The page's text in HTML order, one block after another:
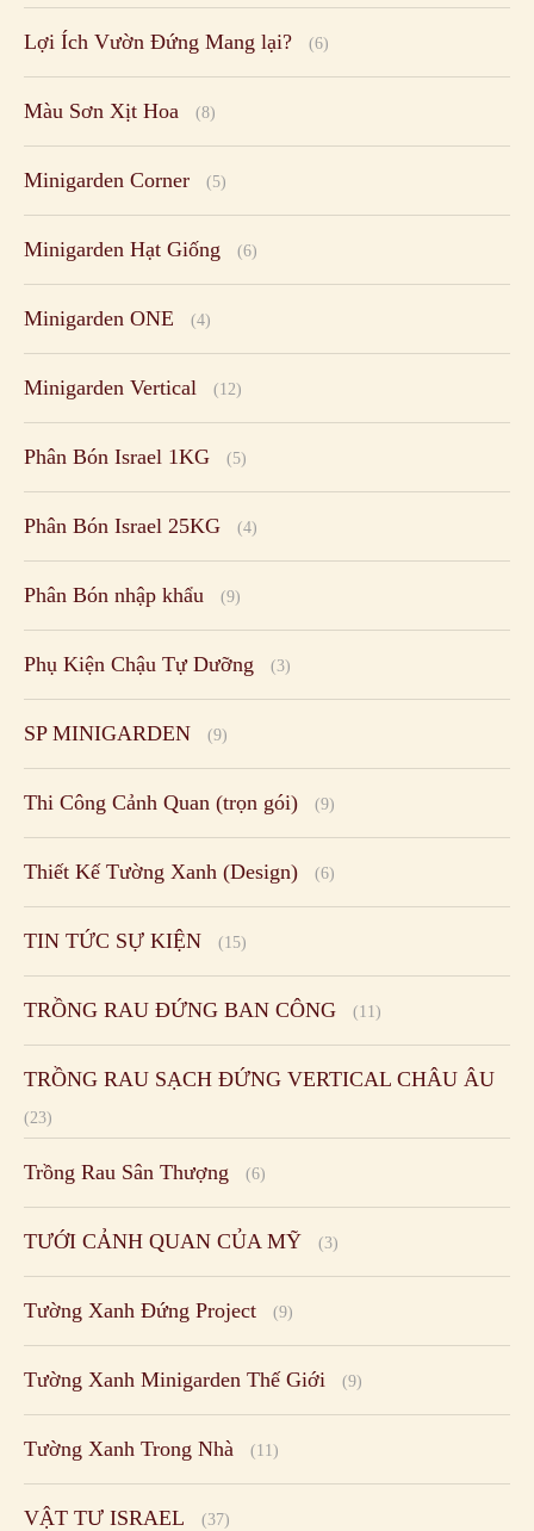
Lợi Ích Vườn Đứng Mang lại? (6)
Màu Sơn Xịt Hoa (8)
Minigarden Corner (5)
Minigarden Hạt Giống (6)
Minigarden ONE (4)
Minigarden Vertical (12)
Phân Bón Israel 1KG (5)
Phân Bón Israel 25KG (4)
Phân Bón nhập khẩu (9)
Phụ Kiện Chậu Tự Dưỡng (3)
SP MINIGARDEN (9)
Thi Công Cảnh Quan (trọn gói) (9)
Thiết Kế Tường Xanh (Design) (6)
TIN TỨC SỰ KIỆN (15)
TRỒNG RAU ĐỨNG BAN CÔNG (11)
TRỒNG RAU SẠCH ĐỨNG VERTICAL CHÂU ÂU
(23)
Trồng Rau Sân Thượng (6)
TƯỚI CẢNH QUAN CỦA MỸ (3)
Tường Xanh Đứng Project (9)
Tường Xanh Minigarden Thế Giới (9)
Tường Xanh Trong Nhà (11)
VẬT TƯ ISRAEL (37)